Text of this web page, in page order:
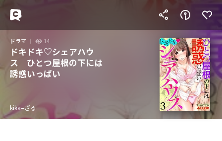
ドラマ 14
ドキドキ♡シェアハウ
ス ひとつ屋根の下には
誘惑いっぱい
kika=ざる